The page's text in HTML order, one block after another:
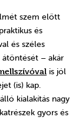
szem előtt
és
és széles
átöntését – akár
is jól
(is) kap.
kialakítás nagy
gyors és